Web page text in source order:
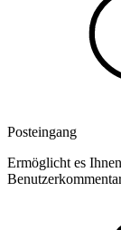
Posteingang
Ermöglicht es